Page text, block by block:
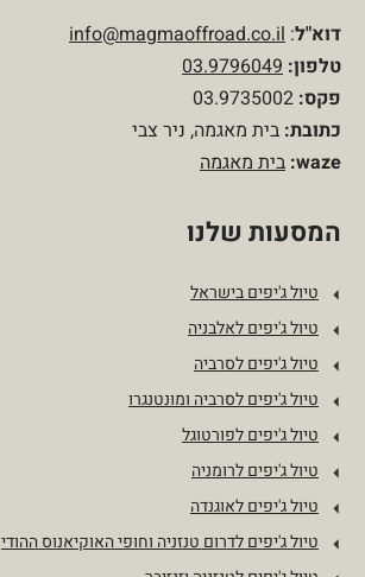
דוא"ל:
info@magmaoffroad.co.il
טלפון:
03.9796049
פקס:
כתובת: בית מאגמה, ניר צבי
waze: בית מאגמה
המסעות שלנו
טיול ג'יפים בישראל
טיול ג'יפים לאלבניה
טיול ג'יפים לסרביה
טיול ג'יפים לסרביה ומונטנגרו
טיול ג'יפים לפורטוגל
טיול ג'יפים לרומניה
טיול ג'יפים לאוגנדה
טיול ג'יפים לדרום טנזניה וחופי האוקיאנוס ההודי